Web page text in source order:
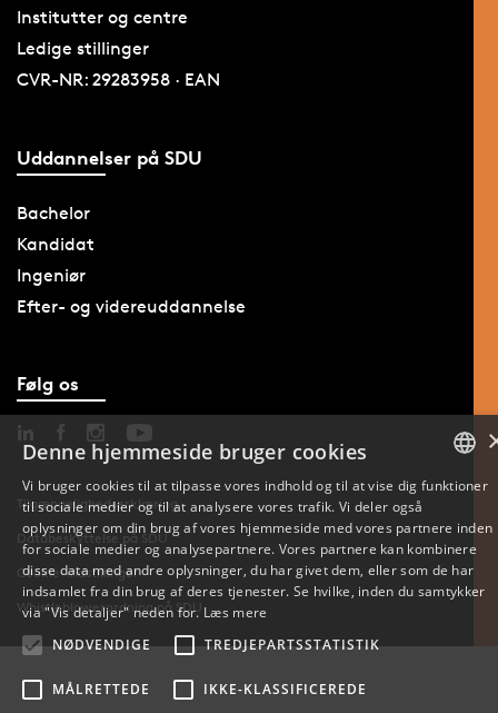
Institutter og centre
Ledige stillinger
CVR-NR: 29283958 · EAN
Uddannelser på SDU
Bachelor
Kandidat
Ingeniør
Efter- og videreuddannelse
Følg os
Tilgængelighedserklæring
Databeskyttelse på SDU
Cookie-indstillinger
Whistleblowerordning på SDU
ENGLISH
Denne hjemmeside bruger cookies
Vi bruger cookies til at tilpasse vores indhold og til at vise dig funktioner
til sociale medier og til at analysere vores trafik. Vi deler også
oplysninger om din brug af vores hjemmeside med vores partnere inden
for sociale medier og analysepartnere. Vores partnere kan kombinere
disse data med andre oplysninger, du har givet dem, eller som de har
indsamlet fra din brug af deres tjenester. Se hvilke, inden du samtykker
via "Vis detaljer" neden for. Læs mere
NØDVENDIGE
TREDJEPARTSSTATISTIK
MÅLRETTEDE IKKE-KLASSIFICEREDE